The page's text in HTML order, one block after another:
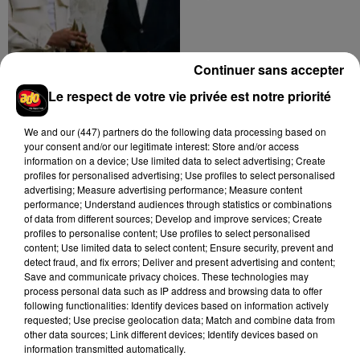
19 juin 2026
Selah Sue et Yasiin Bey
débarquent à Jazz à la
Villette
Tyla prête à dévoiler son
nouveau hit « Is It Love »
Le respect de votre vie privée est notre priorité
We and our (447) partnersdo the following data processing based on
your consent and/or our legitimate interest: Store and/or access
information on a device; Use limited data to select advertising; Create
profiles for personalised advertising; Use profiles to select personalised
advertising; Measure advertising performance; Measure content
performance; Understand audiences through statistics or combinations
of data from different sources; Develop and improve services; Create
profiles to personalise content; Use profiles to select personalised
content; Use limited data to select content; Ensure security, prevent and
detect fraud, and fix errors; Deliver and present advertising and content;
Save and communicate privacy choices. These technologies may
process personal data such as IP address and browsing data to offer
following functionalities: Identify devices based on information actively
requested; Use precise geolocation data; Match and combine data from
other data sources; Link different devices; Identify devices based on
information transmitted automatically.
Continuer sans accepter